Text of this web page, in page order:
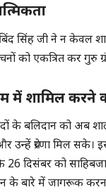
सिंह जी ने न केवल
एकत्रित कर गुरु
में शामिल करने
के बलिदान को अब
प्रेरणा मिल सके। इसके
26 दिसंबर को
के बारे में जागरूक